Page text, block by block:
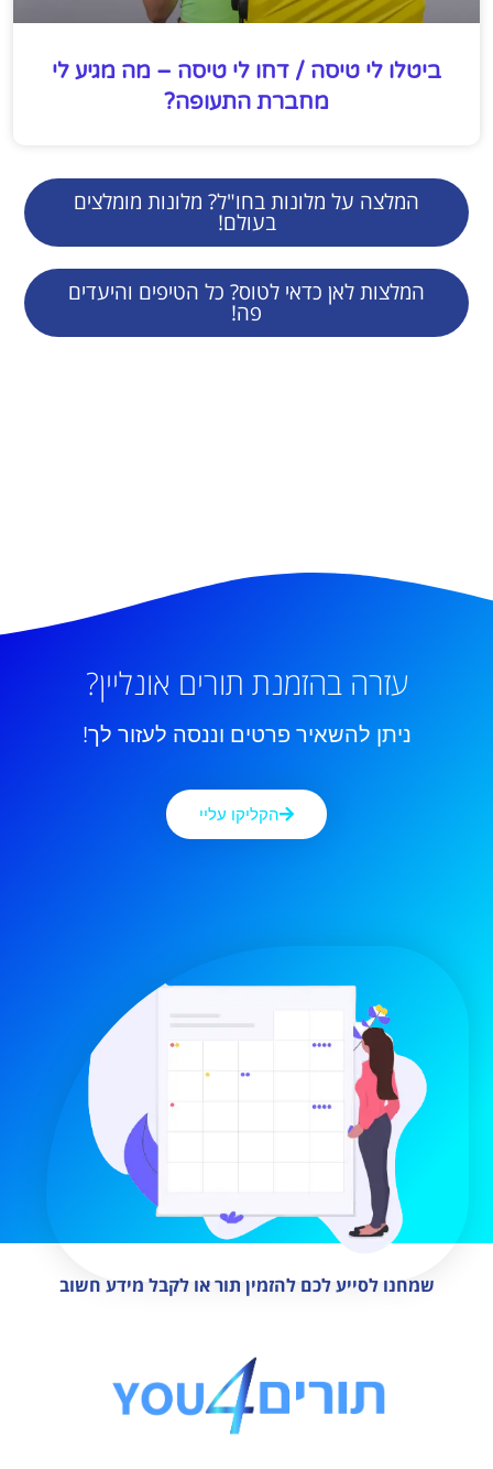
ביטלו לי טיסה / דחו לי טיסה – מה מגיע לי
מחברת התעופה?
המלצה על מלונות בחו"ל? מלונות מומלצים
בעולם!
המלצות לאן כדאי לטוס? כל הטיפים והיעדים
פה!
עזרה בהזמנת תורים אונליין?
ניתן להשאיר פרטים וננסה לעזור לך!
הקליקו עליי
שמחנו לסייע לכם להזמין תור או לקבל מידע חשוב